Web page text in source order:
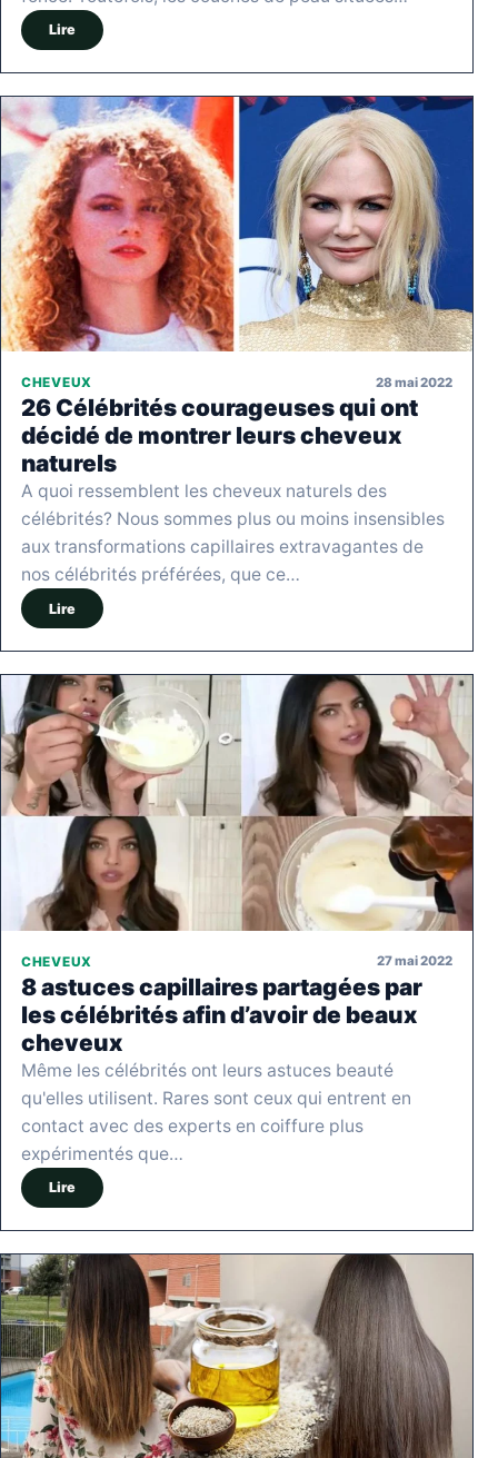
Lire
CHEVEUX 28 mai 2022
26 Célébrités courageuses qui ont
décidé de montrer leurs cheveux
naturels
A quoi ressemblent les cheveux naturels des
célébrités? Nous sommes plus ou moins insensibles
aux transformations capillaires extravagantes de
nos célébrités préférées, que ce…
Lire
CHEVEUX 27 mai 2022
8 astuces capillaires partagées par
les célébrités afin d’avoir de beaux
cheveux
Même les célébrités ont leurs astuces beauté
qu'elles utilisent. Rares sont ceux qui entrent en
contact avec des experts en coiffure plus
expérimentés que…
Lire